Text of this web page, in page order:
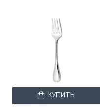
КУПИТЬ